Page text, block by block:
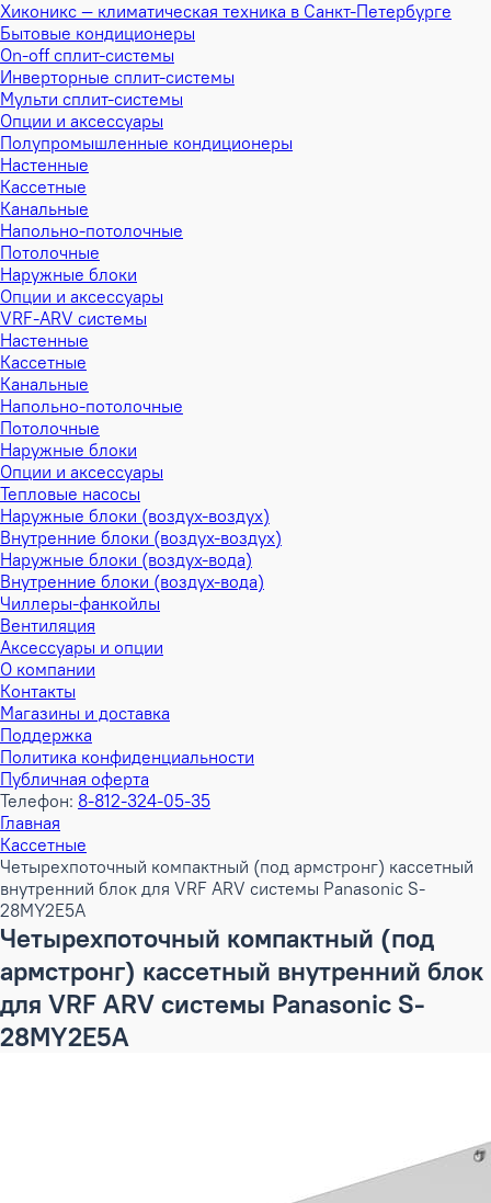
Хиконикс — климатическая техника в Санкт-Петербурге
Бытовые кондиционеры
On-off сплит-системы
Инверторные сплит-системы
Мульти сплит-системы
Опции и аксессуары
Полупромышленные кондиционеры
Настенные
Кассетные
Канальные
Напольно-потолочные
Потолочные
Наружные блоки
Опции и аксессуары
VRF-ARV системы
Настенные
Кассетные
Канальные
Напольно-потолочные
Потолочные
Наружные блоки
Опции и аксессуары
Тепловые насосы
Наружные блоки (воздух-воздух)
Внутренние блоки (воздух-воздух)
Наружные блоки (воздух-вода)
Внутренние блоки (воздух-вода)
Чиллеры-фанкойлы
Вентиляция
Аксессуары и опции
О компании
Контакты
Магазины и доставка
Поддержка
Политика конфиденциальности
Публичная оферта
Телефон: 8-812-324-05-35
Главная
Кассетные
Четырехпоточный компактный (под армстронг) кассетный
внутренний блок для VRF ARV системы Panasonic S-
28MY2E5A
Четырехпоточный компактный (под
армстронг) кассетный внутренний блок
для VRF ARV системы Panasonic S-
28MY2E5A